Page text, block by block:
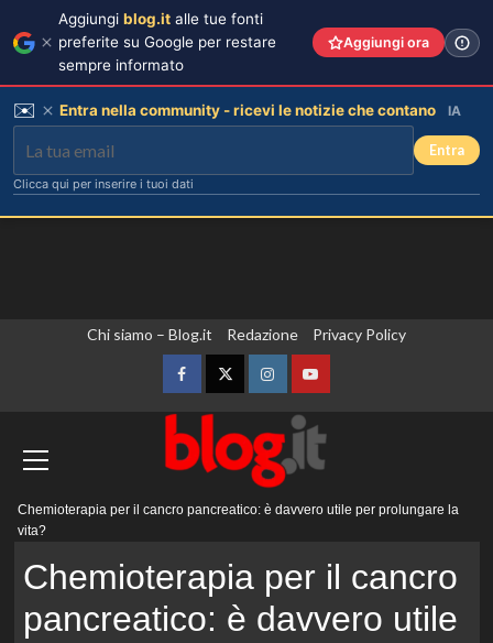
Chi siamo – Blog.it Redazione Privacy Policy
FacebookTwitterInstagramYouTube
principale
Chemioterapia per il cancro pancreatico: è davvero utile per prolungare la
vita?
Chemioterapia per il cancro
pancreatico: è davvero utile
Aggiungi blog.it alle tue fonti
preferite su Google per restare
sempre informato
Aggiungi ora
✉️ Entra nella community - ricevi le notizie che contano IA
Entra
Clicca qui per inserire i tuoi dati